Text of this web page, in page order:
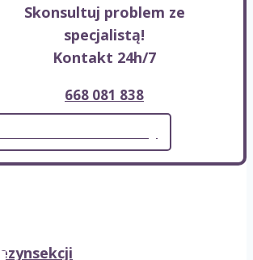
Skonsultuj problem ze
specjalistą!
Kontakt 24h/7
668 081 838